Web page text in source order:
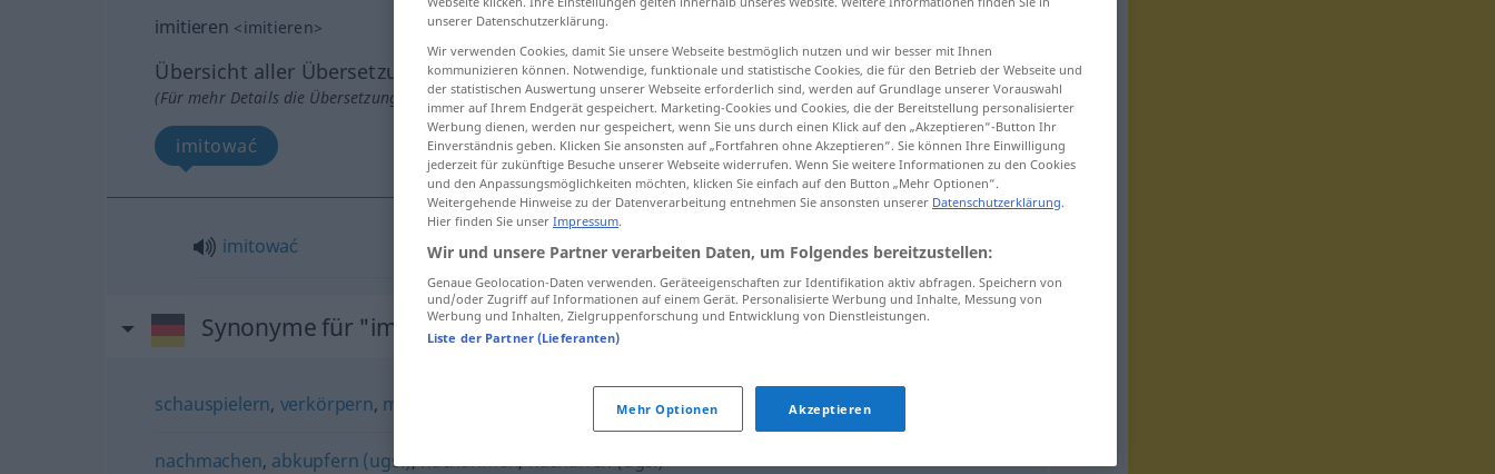
imitieren <imitieren>
Übersicht aller Übersetzungen
(Für mehr Details die Übersetzung anklicken/antippen)
imitować
imitować imitieren
Synonyme für "imitieren"
schauspielern, verkörpern, mimen (sich als jmd.) ausgeben,personifizieren
nachmachen, abkupfern (ugs.),nachahmen,nachäffen (ugs.)
unserer Datenschutzerklärung.
Wir verwenden Cookies, damit Sie unsere Webseite bestmöglich nutzen und wir besser mit Ihnen
kommunizieren können. Notwendige, funktionale und statistische Cookies, die für den Betrieb der Webseite und
der statistischen Auswertung unserer Webseite erforderlich sind, werden auf Grundlage unserer Vorauswahl
immer auf Ihrem Endgerät gespeichert. Marketing-Cookies und Cookies, die der Bereitstellung personalisierter
Werbung dienen, werden nur gespeichert, wenn Sie uns durch einen Klick auf den „Akzeptieren“-Button Ihr
Einverständnis geben. Klicken Sie ansonsten auf „Fortfahren ohne Akzeptieren“. Sie können Ihre Einwilligung
jederzeit für zukünftige Besuche unserer Webseite widerrufen. Wenn Sie weitere Informationen zu den Cookies
und den Anpassungsmöglichkeiten möchten, klicken Sie einfach auf den Button „Mehr Optionen“.
Weitergehende Hinweise zu der Datenverarbeitung entnehmen Sie ansonsten unserer Datenschutzerklärung.
Hier finden Sie unser Impressum.
Wir und unsere Partner verarbeiten Daten, um Folgendes bereitzustellen:
Genaue Geolocation-Daten verwenden. Geräteeigenschaften zur Identifikation aktiv abfragen. Speichern von
und/oder Zugriff auf Informationen auf einem Gerät. Personalisierte Werbung und Inhalte, Messung von
Werbung und Inhalten, Zielgruppenforschung und Entwicklung von Dienstleistungen.
Liste der Partner (Lieferanten)
Mehr Optionen Akzeptieren